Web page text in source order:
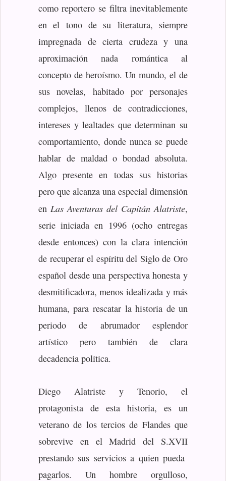
como reportero se filtra inevitablemente
en el tono de su literatura, siempre
impregnada de cierta crudeza y una
aproximación nada romántica al
concepto de heroísmo. Un mundo, el de
sus novelas, habitado por personajes
complejos, llenos de contradicciones,
intereses y lealtades que determinan su
comportamiento, donde nunca se puede
hablar de maldad o bondad absoluta.
Algo presente en todas sus historias
pero que alcanza una especial dimensión
en Las Aventuras del Capitán Alatriste,
serie iniciada en 1996 (ocho entregas
desde entonces) con la clara intención
de recuperar el espíritu del Siglo de Oro
español desde una perspectiva honesta y
desmitificadora, menos idealizada y más
humana, para rescatar la historia de un
periodo de abrumador esplendor
artístico pero también de clara
decadencia política.
Diego Alatriste y Tenorio, el
protagonista de esta historia, es un
veterano de los tercios de Flandes que
sobrevive en el Madrid del S.XVII
prestando sus servicios a quien pueda
pagarlos. Un hombre orgulloso,